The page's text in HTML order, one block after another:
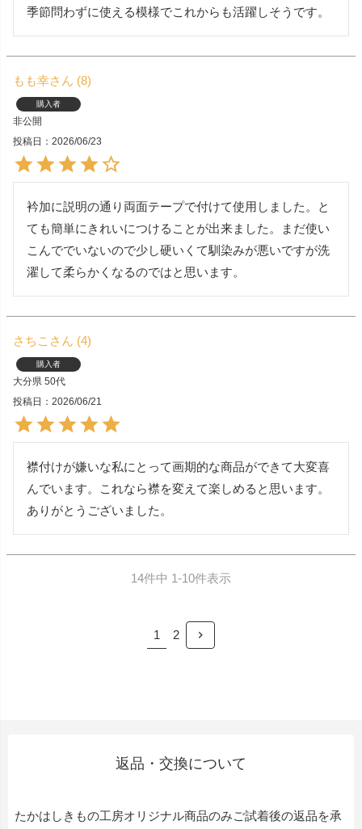
季節問わずに使える模様でこれからも活躍しそうです。
もも幸 8
購入者
非公開
投稿日
2026/06/23
衿加に説明の通り両面テープで付けて使用しました。と
ても簡単にきれいにつけることが出来ました。まだ使い
こんででいないので少し硬いくて馴染みが悪いですが洗
濯して柔らかくなるのではと思います。
さちこ 4
購入者
大分県 50代
投稿日
2026/06/21
襟付けが嫌いな私にとって画期的な商品ができて大変喜
んでいます。これなら襟を変えて楽しめると思います。
ありがとうございました。
14件中 1-10件表示
1 2
返品・交換について
たかはしきもの工房オリジナル商品のみご試着後の返品を承